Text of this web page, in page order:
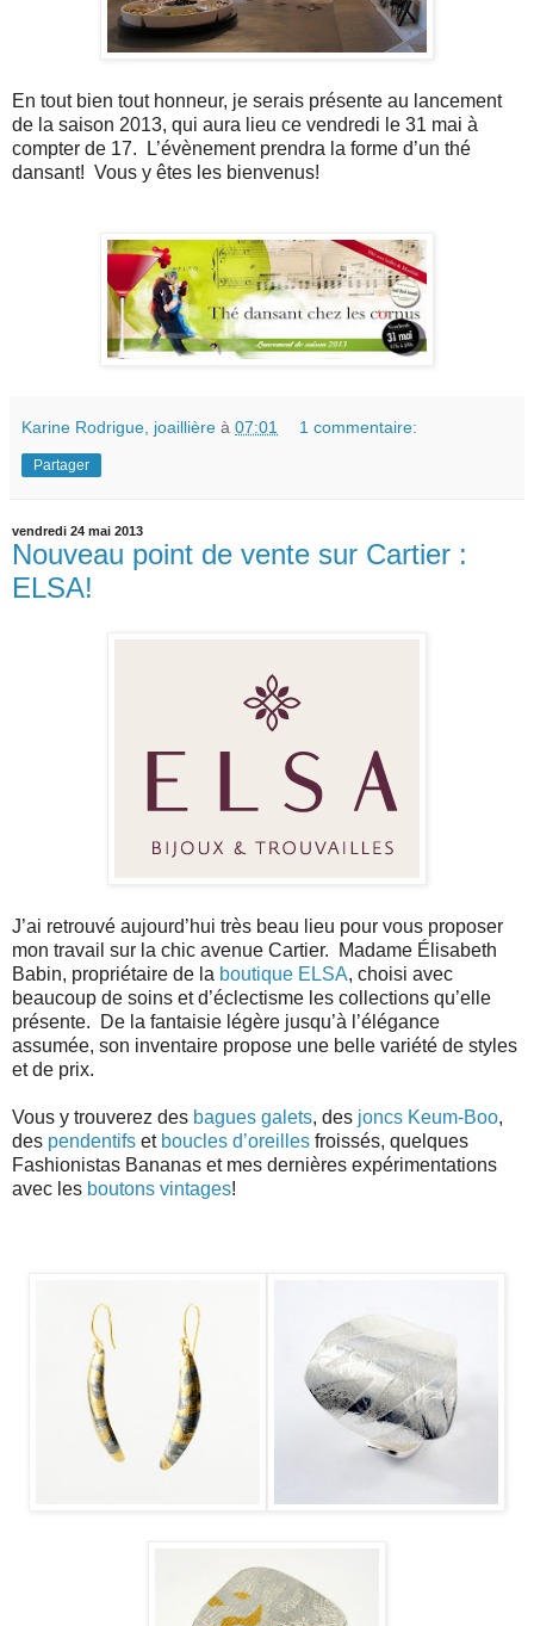
En tout bien tout honneur, je serais présente au lancement
de la saison 2013, qui aura lieu ce vendredi le 31 mai à
compter de 17. L’évènement prendra la forme d’un thé
dansant! Vous y êtes les bienvenus!
Karine Rodrigue, joaillière à 07:01 1 commentaire:
Partager
vendredi 24 mai 2013
Nouveau point de vente sur Cartier :
ELSA!
J’ai retrouvé aujourd’hui très beau lieu pour vous proposer
mon travail sur la chic avenue Cartier. Madame Élisabeth
Babin, propriétaire de la boutique ELSA, choisi avec
beaucoup de soins et d’éclectisme les collections qu’elle
présente. De la fantaisie légère jusqu’à l’élégance
assumée, son inventaire propose une belle variété de styles
et de prix.
Vous y trouverez des bagues galets, des joncs Keum-Boo,
des pendentifs et boucles d’oreilles froissés, quelques
Fashionistas Bananas et mes dernières expérimentations
avec les boutons vintages!